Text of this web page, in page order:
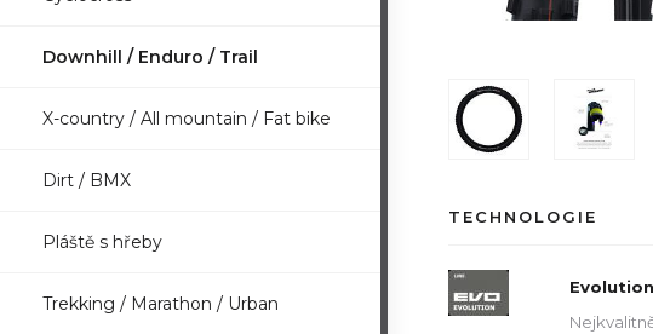
Downhill / Enduro / Trail
X-country / All mountain / Fat bike
Dirt / BMX
Pláště s hřeby
Trekking / Marathon / Urban
TECHNOLOGIE